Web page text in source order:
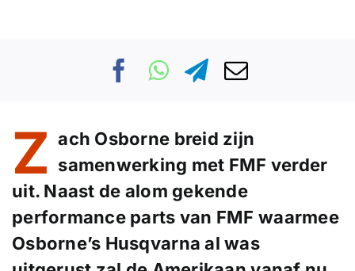
Z ach Osborne breid zijn
samenwerking met FMF verder
uit. Naast de alom gekende
performance parts van FMF waarmee
Osborne’s Husqvarna al was